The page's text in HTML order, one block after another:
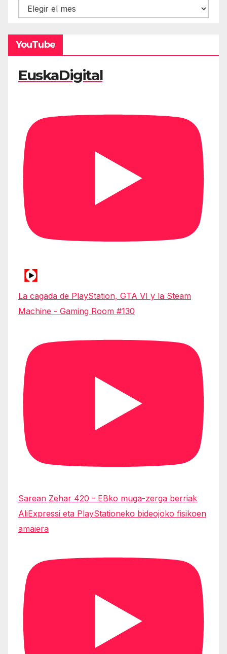
Hemeroteca
YouTube
EuskaDigital
La cagada de PlayStation, GTA VI y la Steam
Machine - Gaming Room #130
Sarean Zehar 420 - EBko muga-zerga berriak
AliExpressi eta PlayStationeko bideojoko fisikoen
amaiera